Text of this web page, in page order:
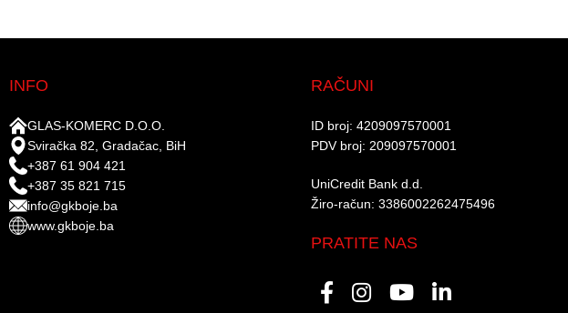
INFO
GLAS-KOMERC D.O.O.
Sviračka 82, Gradačac, BiH
+387 61 904 421
+387 35 821 715
info@gkboje.ba
www.gkboje.ba
RAČUNI
ID broj: 4209097570001​
PDV broj: 209097570001 ​
UniCredit Bank d.d.​
Žiro-račun: 3386002262475496​​
PRATITE NAS